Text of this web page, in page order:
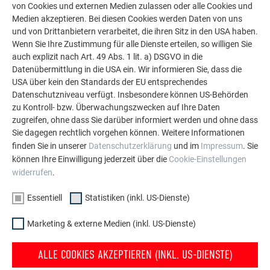
LASSEN SIE SICH INSPIRIEREN
WEITERE OBJEKTE
Die PREFA Referenzgalerie zeigt, wie vielseitig
Aluminium eingesetzt werden kann. Entdecken Sie
weitere beeindruckende Projekte mit den langlebigen
PREFA Aluminiumlösungen für Dach, Solar und
Fassade.
MEHR REFERENZEN ANSEHEN
von Cookies und externen Medien zulassen oder alle Cookies und
Medien akzeptieren. Bei diesen Cookies werden Daten von uns
und von Drittanbietern verarbeitet, die ihren Sitz in den USA haben.
Wenn Sie Ihre Zustimmung für alle Dienste erteilen, so willigen Sie
auch explizit nach Art. 49 Abs. 1 lit. a) DSGVO in die
Datenübermittlung in die USA ein. Wir informieren Sie, dass die
USA über kein den Standards der EU entsprechendes
Datenschutzniveau verfügt. Insbesondere können US-Behörden
zu Kontroll- bzw. Überwachungszwecken auf Ihre Daten
zugreifen, ohne dass Sie darüber informiert werden und ohne dass
Sie dagegen rechtlich vorgehen können. Weitere Informationen
finden Sie in unserer Datenschutzerklärung und im Impressum. Sie
können Ihre Einwilligung jederzeit über die Cookie-Einstellungen
widerrufen.
Essentiell Statistiken (inkl. US-Dienste)
Marketing & externe Medien (inkl. US-Dienste)
ALLE COOKIES AKZEPTIEREN (INKL. US-DIENSTE)